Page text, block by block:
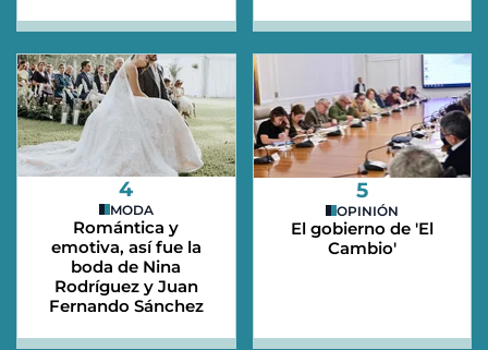
4
MODA
Romántica y
emotiva, así fue la
boda de Nina
Rodríguez y Juan
Fernando Sánchez
5
OPINIÓN
El gobierno de 'El
Cambio'